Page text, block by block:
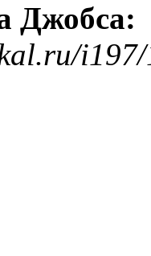
Джобса: